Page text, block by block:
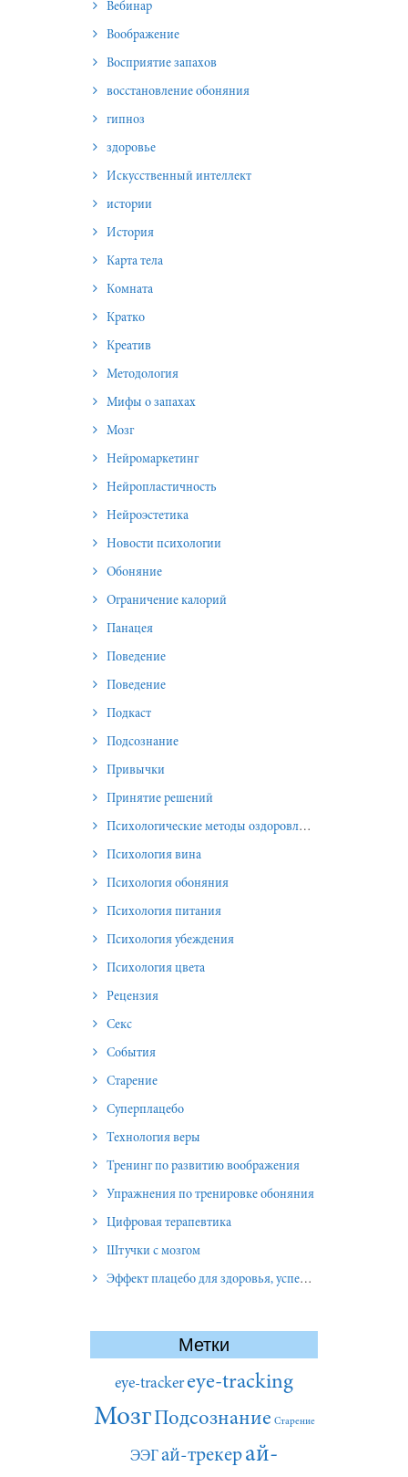
Вебинар
Воображение
Восприятие запахов
восстановление обоняния
гипноз
здоровье
Искусственный интеллект
истории
История
Карта тела
Комната
Кратко
Креатив
Методология
Мифы о запахах
Мозг
Нейромаркетинг
Нейропластичность
Нейроэстетика
Новости психологии
Обоняние
Ограничение калорий
Панацея
Поведение
Поведение
Подкаст
Подсознание
Привычки
Принятие решений
Психологические методы оздоровления и омоложения
Психология вина
Психология обоняния
Психология питания
Психология убеждения
Психология цвета
Рецензия
Секс
События
Старение
Суперплацебо
Технология веры
Тренинг по развитию воображения
Упражнения по тренировке обоняния
Цифровая терапевтика
Штучки с мозгом
Эффект плацебо для здоровья, успеха и отношений
Метки
eye-tracker eye-tracking
МозгПодсознание Старение
ЭЭГай-трекерай-